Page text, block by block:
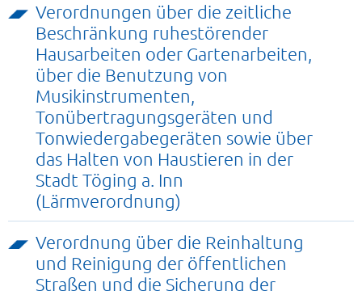
Verordnungen über die zeitliche
Beschränkung ruhestörender
Hausarbeiten oder Gartenarbeiten,
über die Benutzung von
Musikinstrumenten,
Tonübertragungsgeräten und
Tonwiedergabegeräten sowie über
das Halten von Haustieren in der
Stadt Töging a. Inn
(Lärmverordnung)
Verordnung über die Reinhaltung
und Reinigung der öffentlichen
Straßen und die Sicherung der